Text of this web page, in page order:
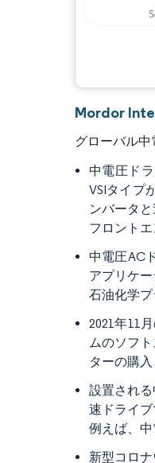
Mordor
グローバル中
中電圧ド
VSIタイプ
ンバータ
フロント
中電圧AC
アプリケ
石油化学
2021年11
ムのソフ
ターの購
設置され
速ドライ
例えば、
新型コロ